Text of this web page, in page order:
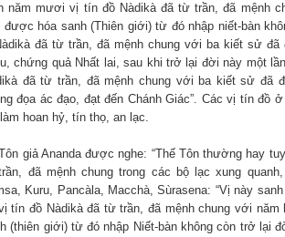
năm mươi vị tín đồ Nàdikà đã từ trần, đã mệnh
được hóa sanh (Thiên giới) từ đó nhập niết-bàn
đã từ trần, đã mệnh chung với ba kiết sử
chứng quả Nhất lai, sau khi trở lại đời này một
đã từ trần, đã mệnh chung với ba kiết sử đã
đọa ác đạo, đạt đến Chánh Giác”. Các vị tín đồ
hoan hỷ, tín thọ, an lạc.
giả Ananda được nghe: “Thế Tôn thường hay
đã mệnh chung trong các bộ lạc xung
Kuru, Pancàla, Macchà, Sùrasena: “Vị này
tín đồ Nàdikà đã từ trần, đã mệnh chung với
(thiên giới) từ đó nhập Niết-bàn không còn trở